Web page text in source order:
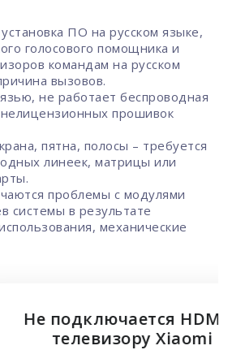
ПО на русском языке,
голосового помощника и
командам на русском
вызовов.
не работает беспроводная
прошивок
пятна, полосы – требуется
линеек, матрицы или
проблемы с модулями
системы в результате
механические
HDMI к
Xiaomi